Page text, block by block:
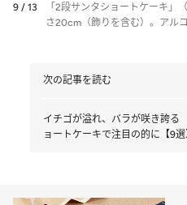
9 / 13
「2段サンタショートケーキ
さ20cm（飾りを含む）。アル
次の記事を読む
イチゴが溢れ、バラが咲き誇
ョートケーキで注目の的に【9選